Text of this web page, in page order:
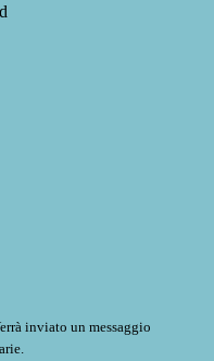
inviato un messaggio